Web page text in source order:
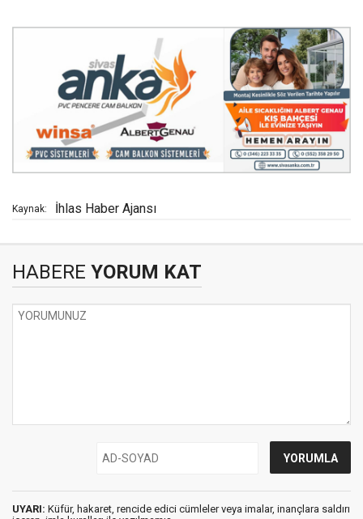
Kaynak: İhlas Haber Ajansı
HABERE YORUM KAT
UYARI: Küfür, hakaret, rencide edici cümleler veya imalar, inançlara saldırı